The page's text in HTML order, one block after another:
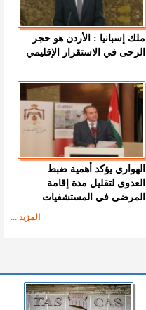
ملك إسبانيا : الأردن هو حجر
الرحى في الاستقرار الإقليمي
الهواري يؤكد أهمية ضبط
العدوى لتقليل مدة إقامة
المرضى في المستشفيات
المزيد ...